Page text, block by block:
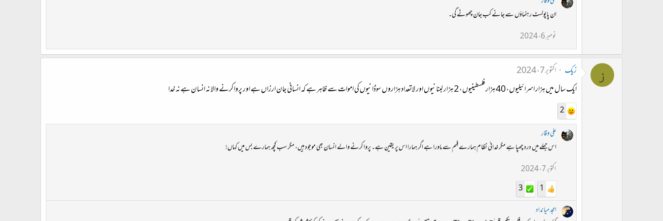
ان پاپولسٹ رہنماؤں سے جانے کب جان چھوٹے گی۔
نومبر 6، 2024
ز زیک
اکتوبر 7، 2024
ایک سال میں ہزار اسرائیلیوں، 40 ہزار فلسطینیوں، 2 ہزار لبنانیوں اور لاتعداد ہزاروں سوڈانیوں کی اموات سے ظاہر ہے کہ انسانی جان ارزاں ہے اور پروا کرنے والا نہ انسان ہے نہ خدا
2
علی وقار
اس جملے میں درد چھپا ہے مگر خدائی نظام ہمارے فہم سے ماورا ہے اگر ہمارا اس پر یقین ہے۔ پروا کرنے والے انسان بھی موجود ہیں، مگر سب کچھ ہمارے بس میں کہاں!
اکتوبر 7، 2024
1
3
امجد میانداد